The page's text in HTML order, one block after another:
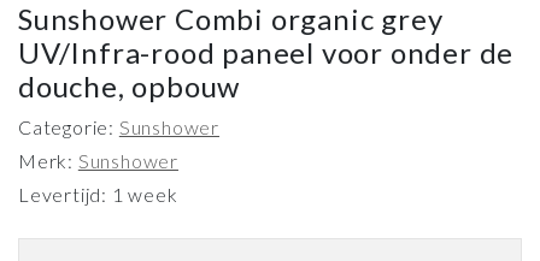
Sunshower Combi organic grey
UV/Infra-rood paneel voor onder de
douche, opbouw
Categorie: Sunshower
Merk: Sunshower
Levertijd: 1 week